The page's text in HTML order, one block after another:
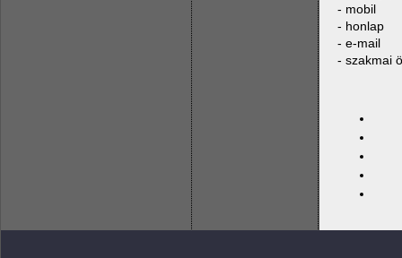
- mobil
- honlap
- e-mail
- szakmai